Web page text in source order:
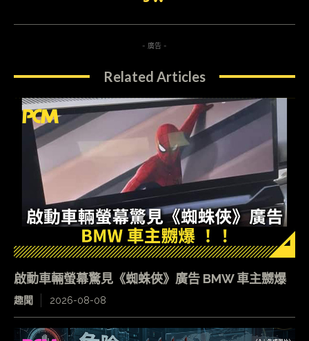
- 廣告 -
Related Articles
啟動車輛螢幕驚見《蜘蛛俠》廣告 BMW 車主嬲爆
趣聞 2026-08-08